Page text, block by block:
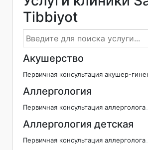
Tibbiyot
Акушерство
Первичная консультация акушер-
Аллергология
Первичная консультация аллерголога
Аллергология детская
Первичная консультация аллерголога